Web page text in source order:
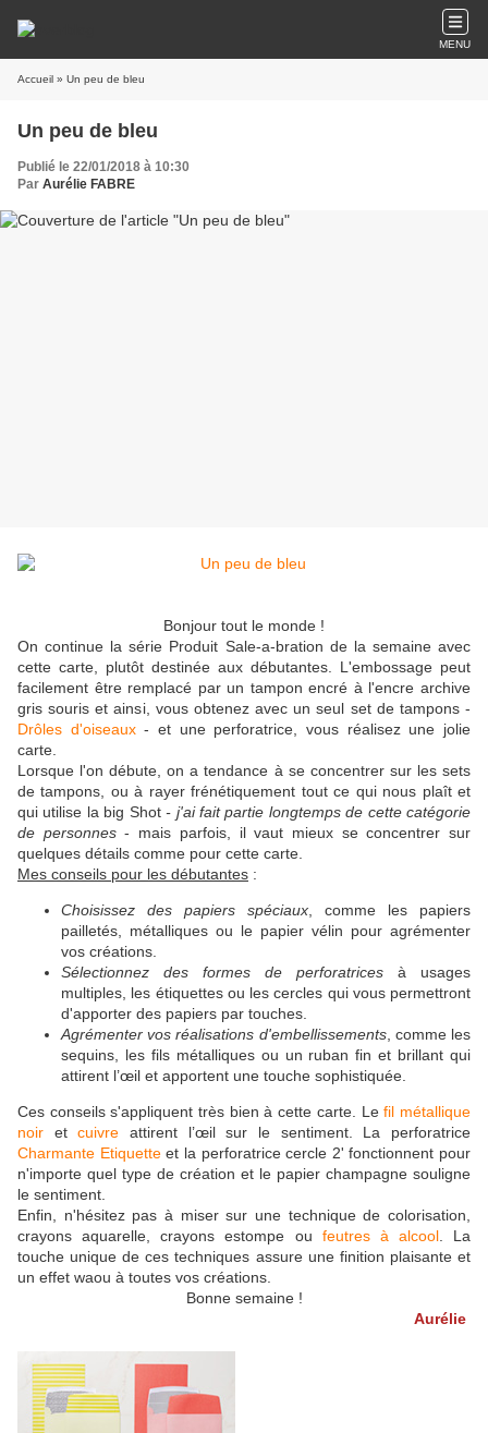
MENU
Accueil » Un peu de bleu
Un peu de bleu
Publié le 22/01/2018 à 10:30
Par Aurélie FABRE
Bonjour tout le monde !
On continue la série Produit Sale-a-bration de la semaine avec
cette carte, plutôt destinée aux débutantes. L'embossage peut
facilement être remplacé par un tampon encré à l'encre archive
gris souris et ainsi, vous obtenez avec un seul set de tampons -
Drôles d'oiseaux- et une perforatrice, vous réalisez une jolie
carte.
Lorsque l'on débute, on a tendance à se concentrer sur les sets
de tampons, ou à rayer frénétiquement tout ce qui nous plaît et
qui utilise la big Shot- j'ai fait partie longtemps de cette catégorie
de personnes- mais parfois, il vaut mieux se concentrer sur
quelques détails comme pour cette carte.
Mes conseils pour les débutantes :
Choisissez des papiers spéciaux , comme les papiers
pailletés, métalliques ou le papier vélin pour agrémenter
vos créations.
Sélectionnez des formes de perforatrices à usages
multiples, les étiquettes ou les cercles qui vous permettront
d'apporter des papiers par touches.
Agrémenter vos réalisations d'embellissements, comme les
sequins, les fils métalliques ou un ruban fin et brillant qui
attirent l’œil et apportent une touche sophistiquée.
Ces conseils s'appliquent très bien à cette carte. Lefil métallique
noir etcuivre attirent l’œil sur le sentiment. La perforatrice
Charmante Etiquetteet la perforatrice cercle 2' fonctionnent pour
n'importe quel type de création et le papier champagne souligne
le sentiment.
Enfin, n'hésitez pas à miser sur une technique de colorisation,
crayons aquarelle, crayons estompe ou feutres à alcool. La
touche unique de ces techniques assure une finition plaisante et
un effet waou à toutes vos créations.
Bonne semaine !
Aurélie